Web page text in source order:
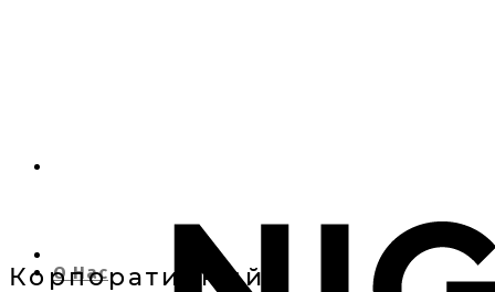
О Нас
Корпоративный